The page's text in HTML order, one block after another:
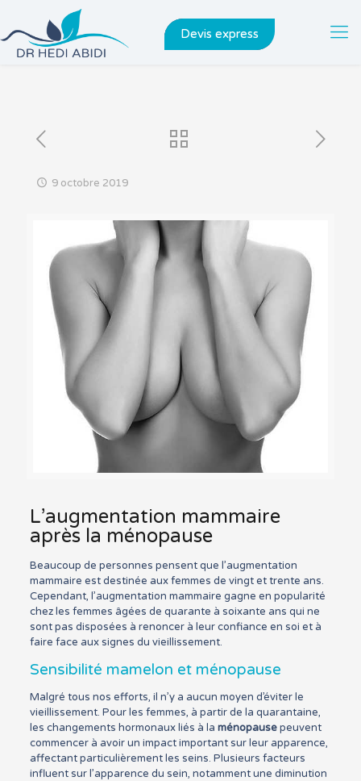
Devis express
9 octobre 2019
L’augmentation mammaire
après la ménopause
Beaucoup de personnes pensent que l’augmentation
mammaire est destinée aux femmes de vingt et trente ans.
Cependant, l’augmentation mammaire gagne en popularité
chez les femmes âgées de quarante à soixante ans qui ne
sont pas disposées à renoncer à leur confiance en soi et à
faire face aux signes du vieillissement.
Sensibilité mamelon et ménopause
Malgré tous nos efforts, il n’y a aucun moyen d’éviter le
vieillissement. Pour les femmes, à partir de la quarantaine,
les changements hormonaux liés à la ménopausepeuvent
commencer à avoir un impact important sur leur apparence,
affectant particulièrement les seins. Plusieurs facteurs
influent sur l’apparence du sein, notamment une diminution